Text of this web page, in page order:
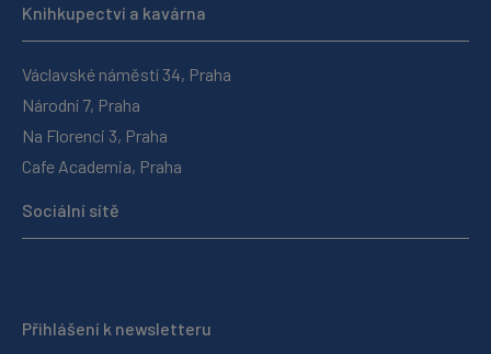
Knihkupectví a kavárna
Václavské náměstí 34, Praha
Národní 7, Praha
Na Florenci 3, Praha
Cafe Academia, Praha
Sociální sítě
Přihlášení k newsletteru